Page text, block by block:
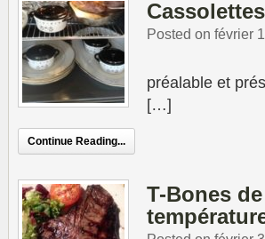
Posted on février
Préparez
préalable et
[…]
Continue Reading...
T-Bones